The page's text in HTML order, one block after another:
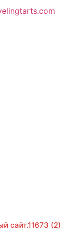
сайт.11673 (2)